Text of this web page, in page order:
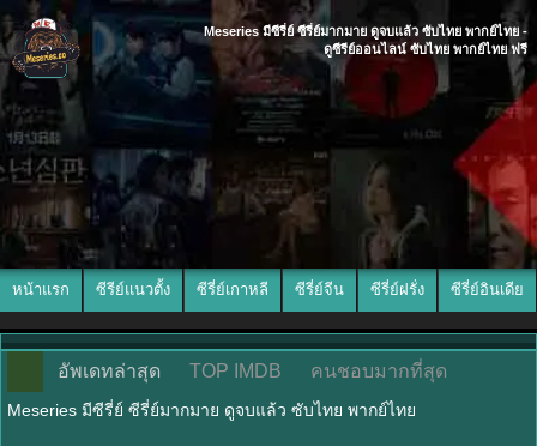
Meseries มีซีรี่ย์ ซีรี่ย์มากมาย ดูจบแล้ว ซับไทย พากย์ไทย -
ดูซีรีย์ออนไลน์ ซับไทย พากย์ไทย ฟรี
หน้าแรก ซีรีย์แนวตั้ง ซีรี่ย์เกาหลี ซีรี่ย์จีน ซีรี่ย์ฝรั่ง ซีรี่ย์อินเดีย
อัพเดทล่าสุด TOP IMDB คนชอบมากที่สุด
Meseries มีซีรี่ย์ ซีรี่ย์มากมาย ดูจบแล้ว ซับไทย พากย์ไทย